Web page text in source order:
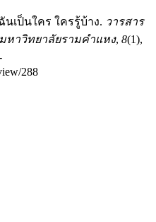
นเป็นใคร ใครรู้บ้าง. วารสาร
าวิทยาลัยรามคำแหง, 8(1),
288